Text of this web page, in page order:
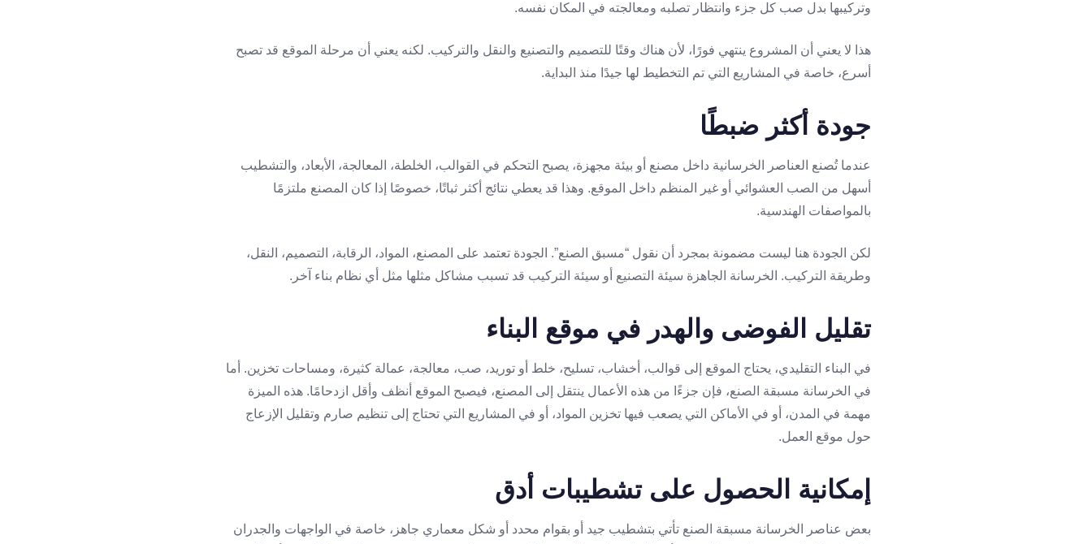
وتركيبها بدل صب كل جزء وانتظار تصلبه ومعالجته في المكان نفسه.
هذا لا يعني أن المشروع ينتهي فورًا، لأن هناك وقتًا للتصميم والتصنيع والنقل والتركيب. لكنه يعني أن مرحلة الموقع قد تصبح
أسرع، خاصة في المشاريع التي تم التخطيط لها جيدًا منذ البداية.
جودة أكثر ضبطًا
عندما تُصنع العناصر الخرسانية داخل مصنع أو بيئة مجهزة، يصبح التحكم في القوالب، الخلطة، المعالجة، الأبعاد، والتشطيب
أسهل من الصب العشوائي أو غير المنظم داخل الموقع. وهذا قد يعطي نتائج أكثر ثباتًا، خصوصًا إذا كان المصنع ملتزمًا
بالمواصفات الهندسية.
لكن الجودة هنا ليست مضمونة بمجرد أن نقول “مسبق الصنع”. الجودة تعتمد على المصنع، المواد، الرقابة، التصميم، النقل،
وطريقة التركيب. الخرسانة الجاهزة سيئة التصنيع أو سيئة التركيب قد تسبب مشاكل مثلها مثل أي نظام بناء آخر.
تقليل الفوضى والهدر في موقع البناء
في البناء التقليدي، يحتاج الموقع إلى قوالب، أخشاب، تسليح، خلط أو توريد، صب، معالجة، عمالة كثيرة، ومساحات تخزين. أما
في الخرسانة مسبقة الصنع، فإن جزءًا من هذه الأعمال ينتقل إلى المصنع، فيصبح الموقع أنظف وأقل ازدحامًا. هذه الميزة
مهمة في المدن، أو في الأماكن التي يصعب فيها تخزين المواد، أو في المشاريع التي تحتاج إلى تنظيم صارم وتقليل الإزعاج
حول موقع العمل.
إمكانية الحصول على تشطيبات أدق
بعض عناصر الخرسانة مسبقة الصنع تأتي بتشطيب جيد أو بقوام محدد أو شكل معماري جاهز، خاصة في الواجهات والجدران